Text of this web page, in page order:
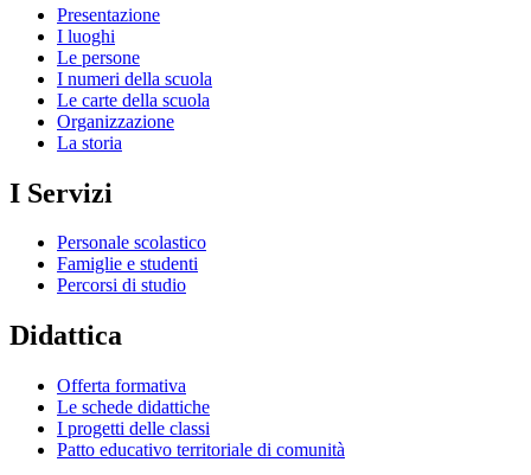
Presentazione
I luoghi
Le persone
I numeri della scuola
Le carte della scuola
Organizzazione
La storia
I Servizi
Personale scolastico
Famiglie e studenti
Percorsi di studio
Didattica
Offerta formativa
Le schede didattiche
I progetti delle classi
Patto educativo territoriale di comunità